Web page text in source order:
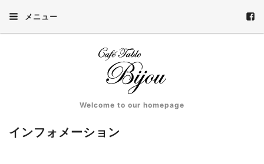
メニュー
Welcome to our homepage
インフォメーション